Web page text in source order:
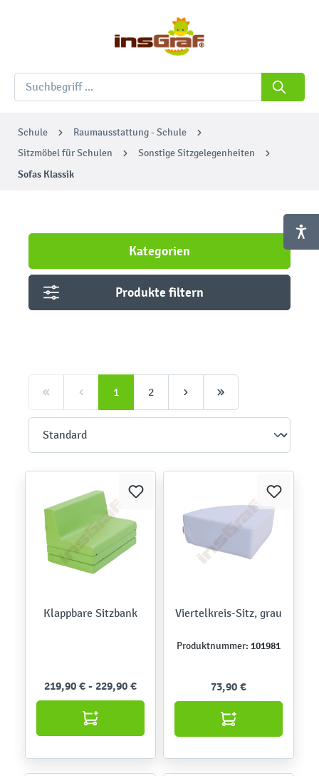
Schule
Raumausstattung - Schule
Sitzmöbel für Schulen
Sonstige Sitzgelegenheiten
Sofas Klassik
Kategorien
Produkte filtern
1 2
Klappbare Sitzbank
219,90 € - 229,90 €
Viertelkreis-Sitz, grau
Produktnummer: 101981
73,90 €